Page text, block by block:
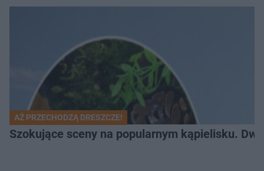
AŻ PRZECHODZĄ DRESZCZE!
Szokujące sceny na popularnym kąpielisku.